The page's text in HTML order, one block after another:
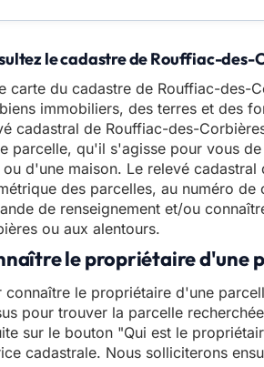
le cadastre de Rouffiac-
carte du cadastre de Rouffiac-des-
immobiliers, des terres et des
cadastral de Rouffiac-des-
parcelle, qu'il s'agisse pour vous
ou d'une maison. Le relevé
des parcelles, au numéro
de renseignement et/ou
ou aux alentours.
le propriétaire d'une
connaître le propriétaire d'une
pour trouver la parcelle
sur le bouton "Qui est le
cadastrale. Nous solliciterons